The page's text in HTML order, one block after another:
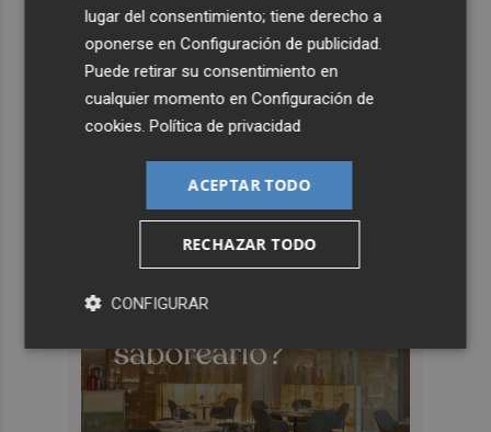
lugar del consentimiento; tiene derecho a
oponerse enConfiguración de publicidad
Puede retirar su consentimiento en
cualquier momento enConfiguración de
cookies .Política de privacidad
ACEPTAR TODO
RECHAZAR TODO
CONFIGURAR